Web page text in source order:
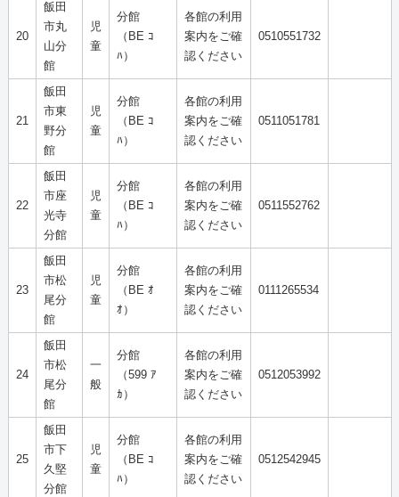
20
飯田
市丸
山分
館
児
童
分館
（BE ｺ
ﾊ）
各館の利用
案内をご確
認ください
0510551732
21
飯田
市東
野分
館
児
童
分館
（BE ｺ
ﾊ）
各館の利用
案内をご確
認ください
0511051781
22
飯田
市座
光寺
分館
児
童
分館
（BE ｺ
ﾊ）
各館の利用
案内をご確
認ください
0511552762
23
飯田
市松
尾分
館
児
童
分館
（BE ｵ
ｵ）
各館の利用
案内をご確
認ください
0111265534
24
飯田
市松
尾分
館
一
般
分館
（599 ｱ
ｶ）
各館の利用
案内をご確
認ください
0512053992
25
飯田
市下
久堅
分館
児
童
分館
（BE ｺ
ﾊ）
各館の利用
案内をご確
認ください
0512542945